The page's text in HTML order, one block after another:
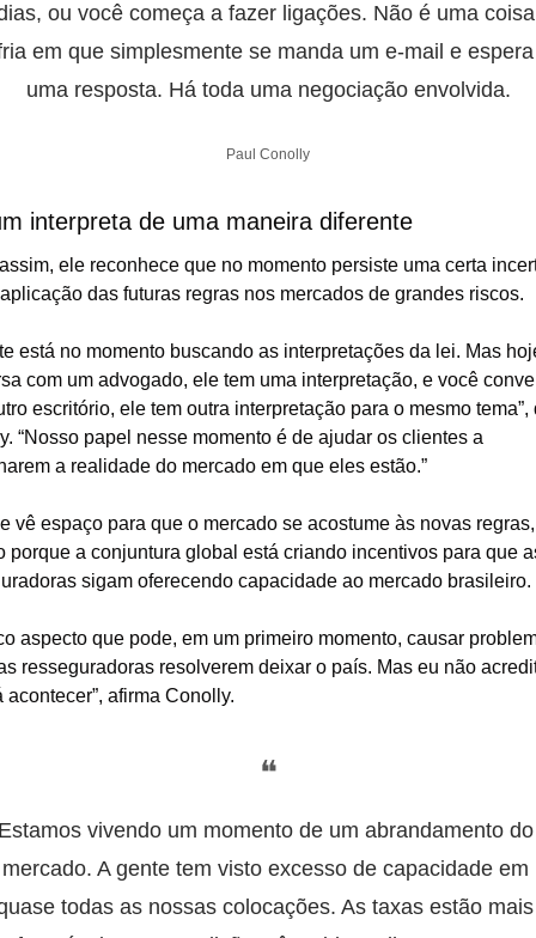
ou você começa a fazer ligações. Não é uma coisa
em que simplesmente se manda um e-mail e espera
uma resposta. Há toda uma negociação envolvida.
Paul Conolly
interpreta de uma maneira diferente
ele reconhece que no momento persiste uma certa
das futuras regras nos mercados de grandes riscos.
está no momento buscando as interpretações da lei. Mas
com um advogado, ele tem uma interpretação, e você
escritório, ele tem outra interpretação para o mesmo tema”,
“Nosso papel nesse momento é de ajudar os clientes a
a realidade do mercado em que eles estão.”
vê espaço para que o mercado se acostume às novas
porque a conjuntura global está criando incentivos para que
sigam oferecendo capacidade ao mercado brasileiro.
aspecto que pode, em um primeiro momento, causar
resseguradoras resolverem deixar o país. Mas eu não
acontecer”, afirma Conolly.
❝
vivendo um momento de um abrandamento do
mercado. A gente tem visto excesso de capacidade em
todas as nossas colocações. As taxas estão mais